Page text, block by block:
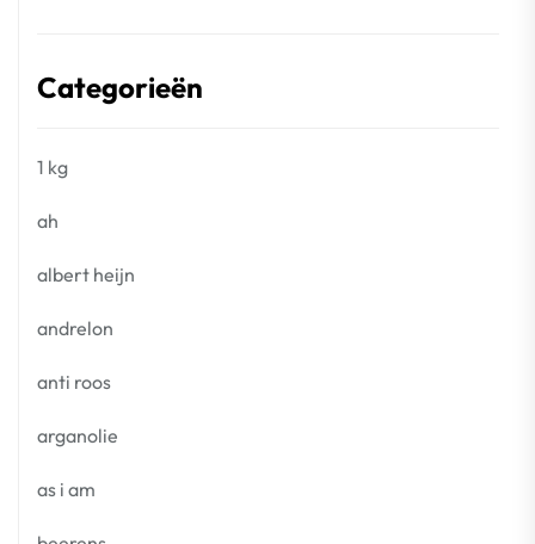
Categorieën
1 kg
ah
albert heijn
andrelon
anti roos
arganolie
as i am